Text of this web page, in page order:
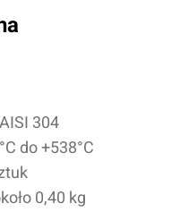
304
do +538°C
0,40 kg